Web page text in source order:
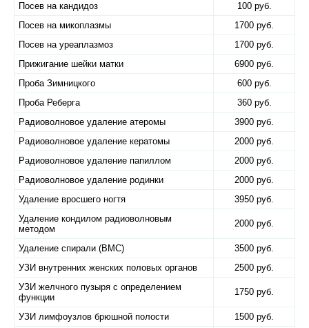
Посев на кандидоз
100 руб.
Посев на микоплазмы
1700 руб.
Посев на уреаплазмоз
1700 руб.
Прижигание шейки матки
6900 руб.
Проба Зимницкого
600 руб.
Проба Реберга
360 руб.
Радиоволновое удаление атеромы
3900 руб.
Радиоволновое удаление кератомы
2000 руб.
Радиоволновое удаление папиллом
2000 руб.
Радиоволновое удаление родинки
2000 руб.
Удаление вросшего ногтя
3950 руб.
Удаление кондилом радиоволновым
методом
2000 руб.
Удаление спирали (ВМС)
3500 руб.
УЗИ внутренних женских половых органов
2500 руб.
УЗИ желчного пузыря с определением
функции
1750 руб.
УЗИ лимфоузлов брюшной полости
1500 руб.